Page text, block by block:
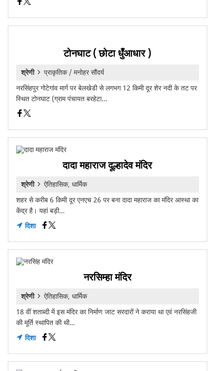
टोनघाट ( छोटा धुँआधार )
श्रेणी
प्राकृतिक / मनोहर सौंदर्य
नरसिंहपुर गोटेगांव मार्ग पर बेलखेडी से लगभग 12 किमी दूर शेर नदी के तट पर
स्थित टोनघाट (ग्राम पंचायत बरहेटा…
दादा महाराज दूल्हादेव मंदिर
श्रेणी
ऐतिहासिक, धार्मिक
शहर से करीब 6 किमी दूर एनएच 26 पर बना दादा महाराज का मंदिर आस्था का
केंद्र है। यहां बड़ी…
दिशा
नरसिम्हा मंदिर
श्रेणी
ऐतिहासिक, धार्मिक
18 वीं शताब्दी में इस मंदिर का निर्माण जाट सरदारों ने कराया था एवं नरसिंहजी
की मूर्ति स्थापित की थी…
दिशा